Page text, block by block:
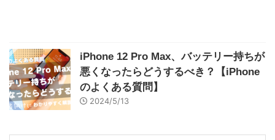
iPhone 12 Pro Max、バッテリー持ちが
悪くなったらどうするべき？【iPhone
のよくある質問】
2024/5/13